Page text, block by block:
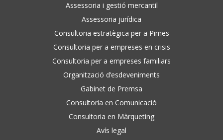
Assessoria i gestió mercantil
Assessoria jurídica
Consultoria estratègica per a Pimes
Consultoria per a empreses en crisis
Consultoria per a empreses familiars
Organització d’esdeveniments
Gabinet de Premsa
Consultoria en Comunicació
Consultoria en Màrqueting
Avís legal